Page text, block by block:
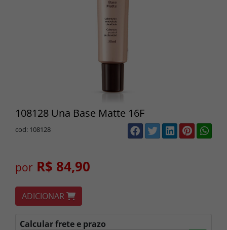
108128 Una Base Matte 16F
cod: 108128
por R$ 84,90
ADICIONAR
Calcular frete e prazo